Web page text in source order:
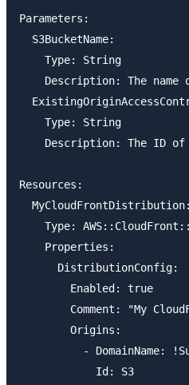
Parameters:
  S3BucketName:
    Type: String
Description: The name
    Type: String
Description: The ID
Resources:
  MyCloudFrontDistribution:
Type:
    Properties:
      DistributionConfig:
        Enabled: true
Comment: "My
        Origins:
- DomainName:
            Id: S3